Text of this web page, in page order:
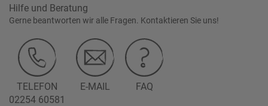
Hilfe und Beratung
Gerne beantworten wir alle Fragen. Kontaktieren Sie uns!
TELEFON
02254 60581
E-MAIL FAQ